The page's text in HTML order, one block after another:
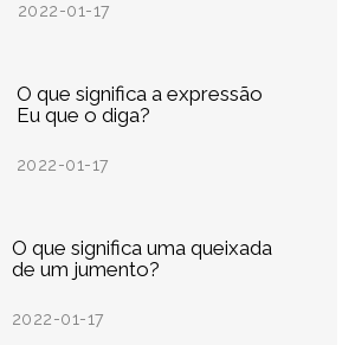
2022-01-17
O que significa a expressão
Eu que o diga?
2022-01-17
O que significa uma queixada
de um jumento?
2022-01-17